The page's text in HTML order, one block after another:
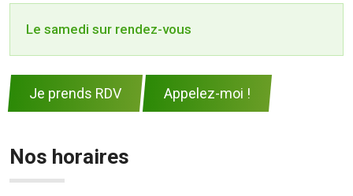
Le samedi sur rendez-vous
Je prends RDV Appelez-moi !
Nos horaires